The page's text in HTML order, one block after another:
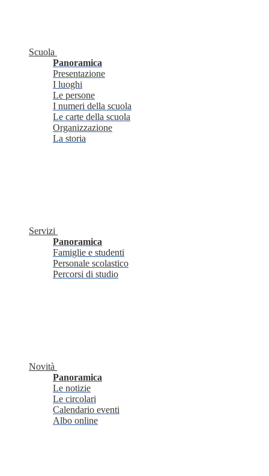
Scuola
Panoramica
Presentazione
I luoghi
Le persone
I numeri della scuola
Le carte della scuola
Organizzazione
La storia
Servizi
Panoramica
Famiglie e studenti
Personale scolastico
Percorsi di studio
Novità
Panoramica
Le notizie
Le circolari
Calendario eventi
Albo online